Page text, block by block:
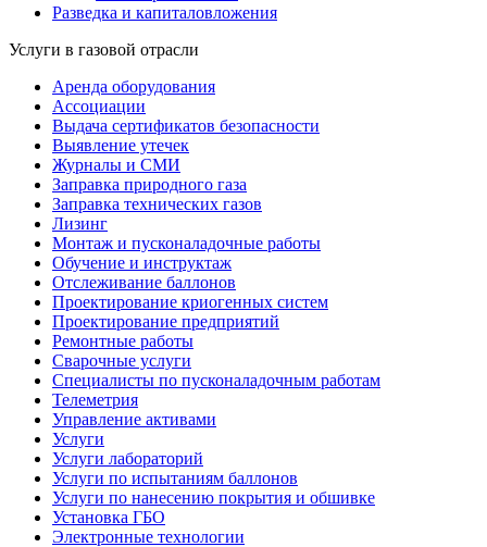
Разведка и капиталовложения
Услуги в газовой отрасли
Аренда оборудования
Ассоциации
Выдача сертификатов безопасности
Выявление утечек
Журналы и СМИ
Заправка природного газа
Заправка технических газов
Лизинг
Монтаж и пусконаладочные работы
Обучение и инструктаж
Отслеживание баллонов
Проектирование криогенных систем
Проектирование предприятий
Ремонтные работы
Сварочные услуги
Специалисты по пусконаладочным работам
Телеметрия
Управление активами
Услуги
Услуги лабораторий
Услуги по испытаниям баллонов
Услуги по нанесению покрытия и обшивке
Установка ГБО
Электронные технологии